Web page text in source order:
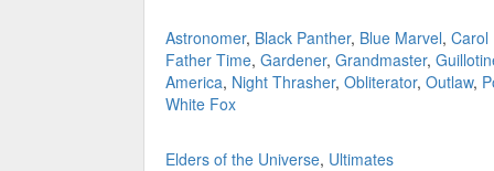
Astronomer, Black Panther, Blue Marvel, Carol
Father Time, Gardener, Grandmaster,
America, Night Thrasher, Obliterator, Outlaw,
White Fox
Elders of the Universe, Ultimates